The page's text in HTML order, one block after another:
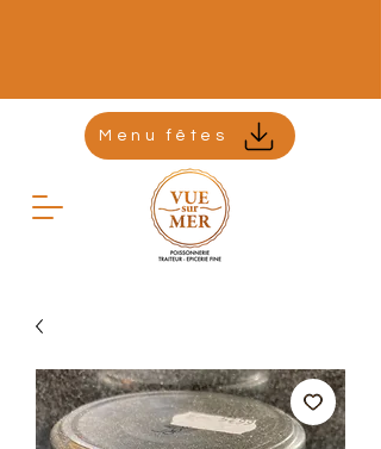
Menu fêtes